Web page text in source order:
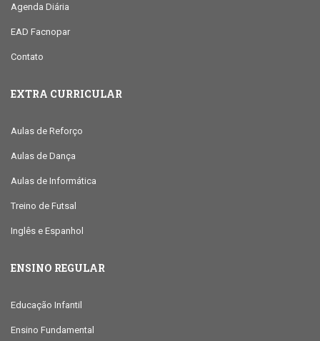
Agenda Diária
EAD Facnopar
Contato
EXTRA CURRICULAR
Aulas de Reforço
Aulas de Dança
Aulas de Informática
Treino de Futsal
Inglês e Espanhol
ENSINO REGULAR
Educação Infantil
Ensino Fundamental